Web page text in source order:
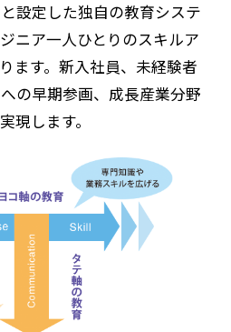
設定した独自の教育システ
ニア一人ひとりのスキルア
ます。新入社員、未経験者
の早期参画、成長産業分野
現します。